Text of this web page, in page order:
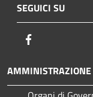
SEGUICI SU
AMMINISTRAZIONE